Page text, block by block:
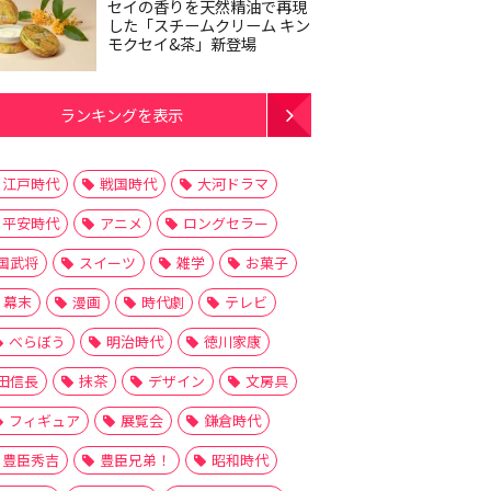
セイの香りを天然精油で再現
した「スチームクリーム キン
モクセイ&茶」新登場
ランキングを表示
江戸時代 戦国時代
大河ドラマ
平安時代
アニメ
ロングセラー
武将
スイーツ 雑学
お菓子
幕末
漫画 時代劇
テレビ
べらぼう
明治時代
徳川家康
信長
抹茶 デザイン
文房具
フィギュア
展覧会
鎌倉時代
豊臣秀吉
豊臣兄弟！
昭和時代